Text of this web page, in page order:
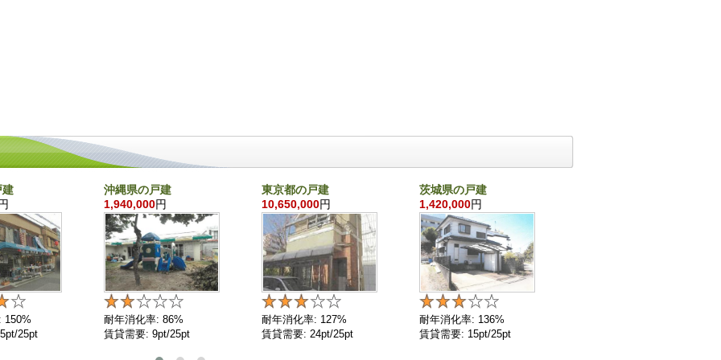
建
150%
25pt
沖縄県の戸建
1,940,000円
耐年消化率: 86%
賃貸需要: 9pt/25pt
東京都の戸建
10,650,000円
耐年消化率: 127%
賃貸需要: 24pt/25pt
茨城県の戸建
1,420,000円
耐年消化率: 136%
賃貸需要: 15pt/25pt